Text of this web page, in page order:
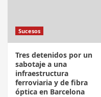
Sucesos
Tres detenidos por un
sabotaje a una
infraestructura
ferroviaria y de fibra
óptica en Barcelona